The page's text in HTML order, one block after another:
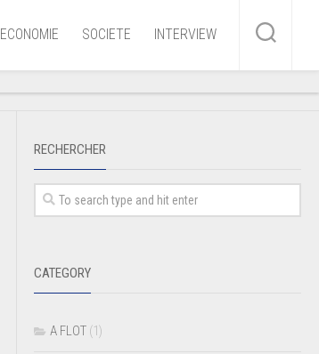
ECONOMIE SOCIETE INTERVIEW
RECHERCHER
CATEGORY
A FLOT (1)